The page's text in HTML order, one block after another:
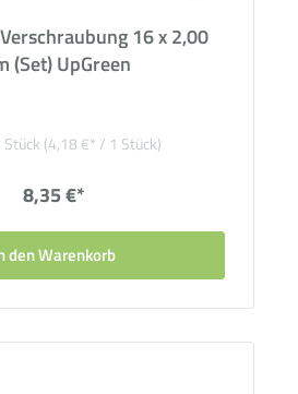
16 x 2,00
(Set) UpGreen
Stück (4,18 €* / 1 Stück)
8,35 €*
den Warenkorb